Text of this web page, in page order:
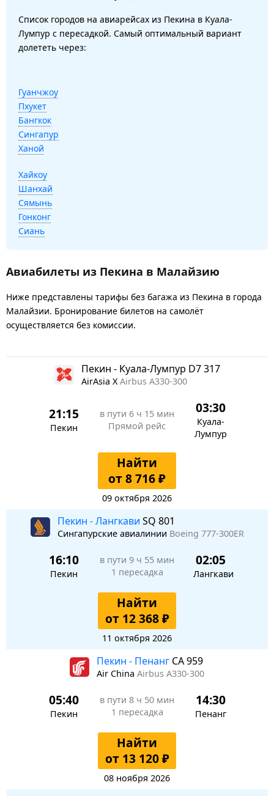
Список городов на авиарейсах из Пекина в Куала-
Лумпур с пересадкой. Самый оптимальный вариант
долететь через:
Гуанчжоу
Пхукет
Бангкок
Сингапур
Ханой
Хайкоу
Шанхай
Сямынь
Гонконг
Сиань
Авиабилеты из Пекина в Малайзию
Ниже представлены тарифы без багажа из Пекина в города
Малайзии. Бронирование билетов на самолёт
осуществляется без комиссии.
Пекин - Куала-Лумпур D7 317
AirAsia X Airbus A330-300
21:15
Пекин
в пути 6 ч 15 мин
Прямой рейс
03:30
Куала-
Лумпур
Найти
от 8 716 ₽
09 октября 2026
Пекин - Лангкави SQ 801
Сингапурские авиалинии Boeing 777-300ER
16:10
Пекин
в пути 9 ч 55 мин
1 пересадка
02:05
Лангкави
Найти
от 12 368 ₽
11 октября 2026
Пекин - Пенанг CA 959
Air China Airbus A330-300
05:40
Пекин
в пути 8 ч 50 мин
1 пересадка
14:30
Пенанг
Найти
от 13 120 ₽
08 ноября 2026